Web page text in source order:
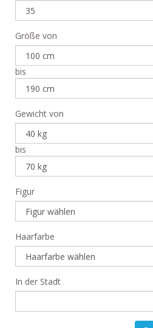
Größe von
bis
Gewicht von
bis
Figur
Haarfarbe
In der Stadt